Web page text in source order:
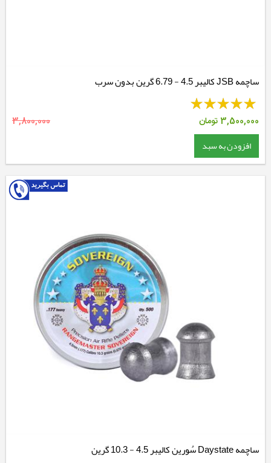
ساچمه JSB کالیبر 4.5 - 6.79 گرین بدون سرب
3,500,000تومان 3,800,000
افزودن به سبد
ساچمه Daystate سُورین کالیبر 4.5 - 10.3 گرین